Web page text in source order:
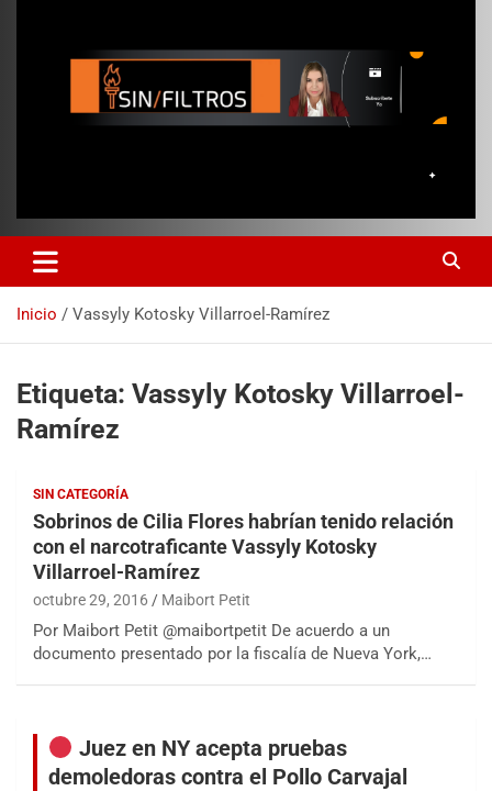
Inicio Vassyly Kotosky Villarroel-Ramírez
Etiqueta: Vassyly Kotosky Villarroel-
Ramírez
SIN CATEGORÍA
Sobrinos de Cilia Flores habrían tenido relación
con el narcotraficante Vassyly Kotosky
Villarroel-Ramírez
octubre 29, 2016 Maibort Petit
Por Maibort Petit @maibortpetit De acuerdo a un
documento presentado por la fiscalía de Nueva York,…
Juez en NY acepta pruebas
demoledoras contra el Pollo Carvajal